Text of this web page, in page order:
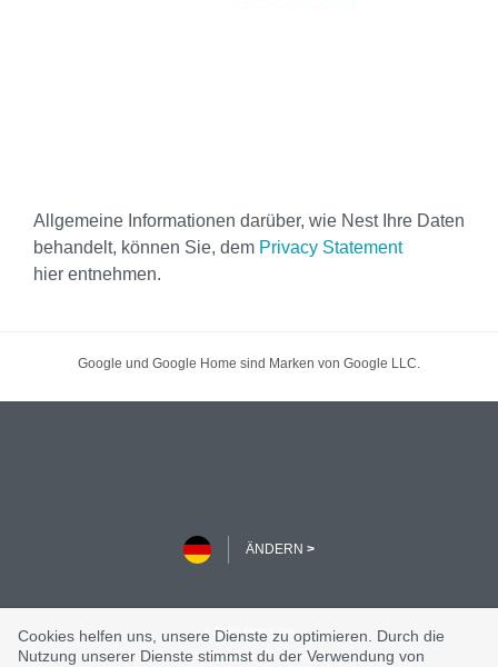
Allgemeine Informationen darüber, wie Nest Ihre Daten
behandelt, können Sie, dem Privacy Statement
hier entnehmen.
Cookies helfen uns, unsere Dienste zu optimieren. Durch die
Nutzung unserer Dienste stimmst du der Verwendung von